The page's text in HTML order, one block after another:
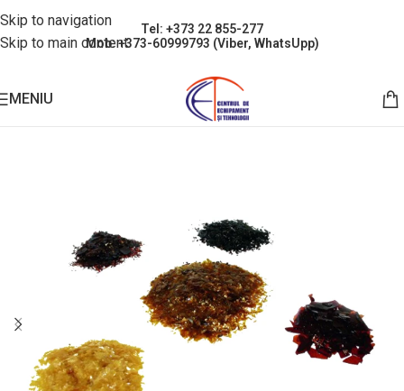
Skip to navigation
Skip to main content
Tel: +373 22 855-277
Mob: +373-60999793 (Viber, WhatsUpp)
MENIU